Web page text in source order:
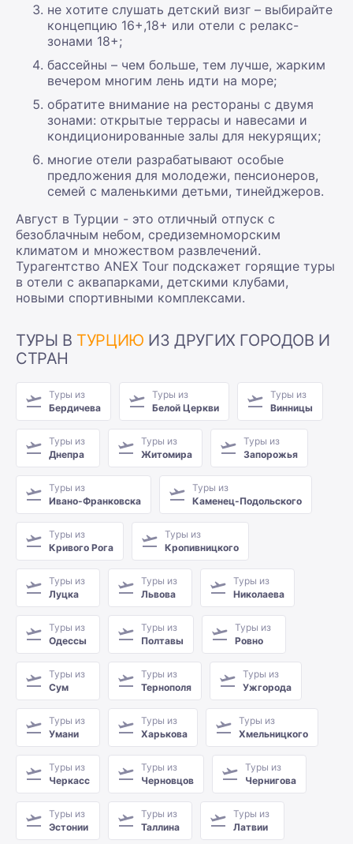
не хотите слушать детский визг – выбирайте
концепцию 16+,18+ или отели с релакс-
зонами 18+;
бассейны – чем больше, тем лучше, жарким
вечером многим лень идти на море;
обратите внимание на рестораны с двумя
зонами: открытые террасы и навесами и
кондиционированные залы для некурящих;
многие отели разрабатывают особые
предложения для молодежи, пенсионеров,
семей с маленькими детьми, тинейджеров.
Август в Турции - это отличный отпуск с
безоблачным небом, средиземноморским
климатом и множеством развлечений.
Турагентство ANEX Tour подскажет горящие туры
в отели с аквапарками, детскими клубами,
новыми спортивными комплексами.
ТУРЫ В ТУРЦИЮ ИЗ ДРУГИХ ГОРОДОВ И
СТРАН
Туры из
Бердичева
Туры из
Белой Церкви
Туры из
Винницы
Туры из
Днепра
Туры из
Житомира
Туры из
Запорожья
Туры из
Ивано-Франковска
Туры из
Каменец-Подольского
Туры из
Кривого Рога
Туры из
Кропивницкого
Туры из
Луцка
Туры из
Львова
Туры из
Николаева
Туры из
Одессы
Туры из
Полтавы
Туры из
Ровно
Туры из
Сум
Туры из
Тернополя
Туры из
Ужгорода
Туры из
Умани
Туры из
Харькова
Туры из
Хмельницкого
Туры из
Черкасс
Туры из
Черновцов
Туры из
Чернигова
Туры из
Эстонии
Туры из
Таллина
Туры из
Латвии